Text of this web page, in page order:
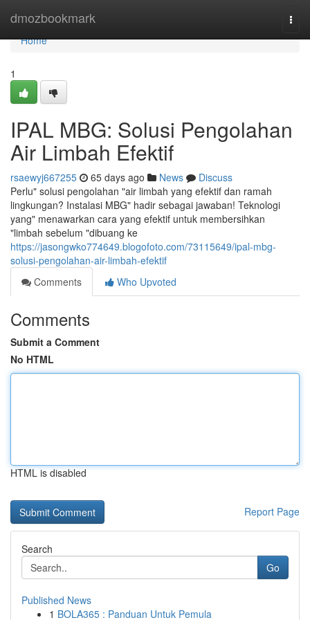
dmozbookmark
Home
Home
1
IPAL MBG: Solusi Pengolahan
Air Limbah Efektif
rsaewyj667255 65 days ago News
Discuss
Perlu" solusi pengolahan "air limbah yang efektif dan ramah
lingkungan? Instalasi MBG" hadir sebagai jawaban! Teknologi
yang" menawarkan cara yang efektif untuk membersihkan
"limbah sebelum "dibuang ke
https://jasongwko774649.blogofoto.com/73115649/ipal-mbg-
solusi-pengolahan-air-limbah-efektif
Comments
Who Upvoted
Comments
Submit a Comment
No HTML
HTML is disabled
Report Page
Search
Go
Published News
1 BOLA365 : Panduan Untuk Pemula